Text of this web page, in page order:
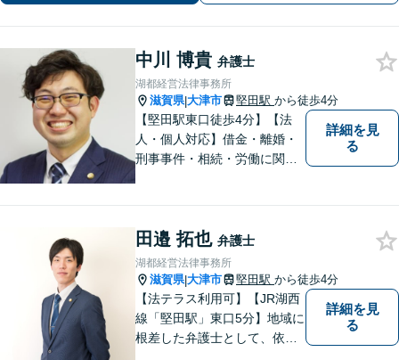
中川 博貴 弁護士
湖都経営法律事務所
滋賀県|大津市 堅田駅 から徒歩4分
【堅田駅東口徒歩4分】【法
人・個人対応】借金・離婚・
刑事事件・相続・労働に関す
お話をお聞かせください。
【無料駐車場あり】
詳細を見
る
田邉 拓也 弁護士
湖都経営法律事務所
滋賀県|大津市 堅田駅 から徒歩4分
【法テラス利用可】【JR湖西
線「堅田駅」東口5分】地域に
根差した弁護士として、依頼
詳細を見
る